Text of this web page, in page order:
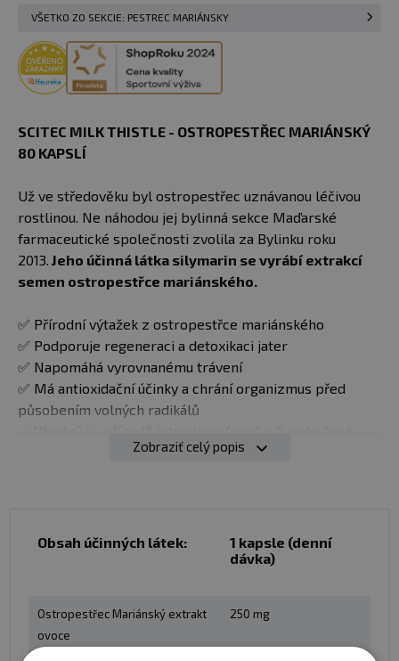
VŠETKO ZO SEKCIE: PESTREC MARIÁNSKY
SCITEC MILK THISTLE - OSTROPESTŘEC MARIÁNSKÝ
80 KAPSLÍ
Už ve středověku byl ostropestřec uznávanou léčivou
rostlinou. Ne náhodou jej bylinná sekce Maďarské
farmaceutické společnosti zvolila za Bylinku roku
2013. Jeho účinná látka silymarin se vyrábí extrakcí
semen ostropestřce mariánského.
✅ Přírodní výtažek z ostropestřce mariánského
✅ Podporuje regeneraci a detoxikaci jater
✅ Napomáhá vyrovnanému trávení
✅ Má antioxidační účinky a chrání organizmus před
působením volných radikálů
konzumaci alkoholu)
flavonoidů, které majíantioxidačníúčinky. Díky nim
ostropestřec mariánský mimo jinézvyšuje hladiny
membrán volnými radikály.Zároveňpodporuje
regeneraci jaterních buněk a napomáhá
Zobraziť celý popis
Obsah účinných látek:
1 kapsle (denní
dávka)
Ostropestřec Mariánský extrakt
ovoce
250 mg